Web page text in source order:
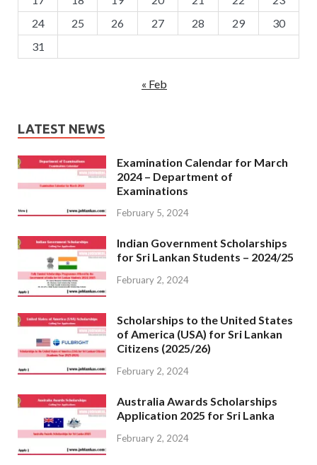
24
25 26 27 28 29
30
31
« Feb
LATEST NEWS
Examination Calendar for March
2024 – Department of
Examinations
February 5, 2024
Indian Government Scholarships
for Sri Lankan Students – 2024/25
February 2, 2024
Scholarships to the United States
of America (USA) for Sri Lankan
Citizens (2025/26)
February 2, 2024
Australia Awards Scholarships
Application 2025 for Sri Lanka
February 2, 2024